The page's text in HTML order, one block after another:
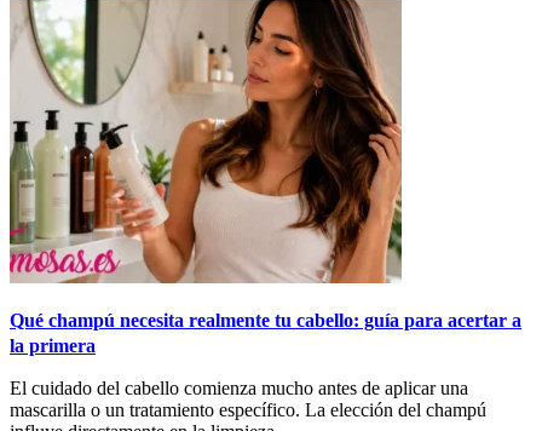
Qué champú necesita realmente tu cabello: guía para acertar a
la primera
El cuidado del cabello comienza mucho antes de aplicar una
mascarilla o un tratamiento específico. La elección del champú